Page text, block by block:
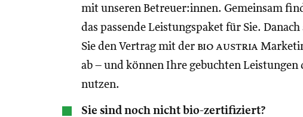
mit unseren Betreuer:innen. Gemeinsam
das passende Leistungspaket für Sie.
Sie den Vertrag mit der bio austria
ab – und können Ihre gebuchten Leistungen
nutzen.
Sie sind noch nicht bio-zertifiziert?